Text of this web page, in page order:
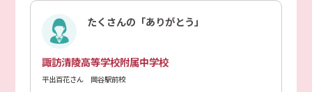
たくさんの「ありがとう」
諏訪清陵高等学校附属中学校
平出百花さん 岡谷駅前校